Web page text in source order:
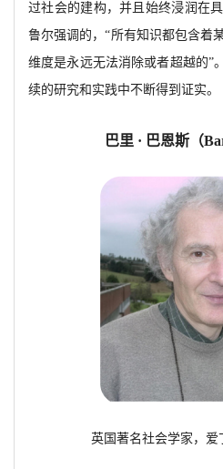
过社会的建构，并且始终浸润在
鲁尔强调的，“所有知识都包含着
维度是永远无法消除或者超越的”
续的研究和实践中不断得到证实。
巴里 · 巴恩斯（
英国著名社会学家，